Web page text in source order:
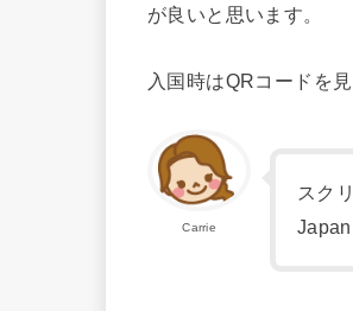
が良いと思います。
入国時はQRコードを
Carrie
スク